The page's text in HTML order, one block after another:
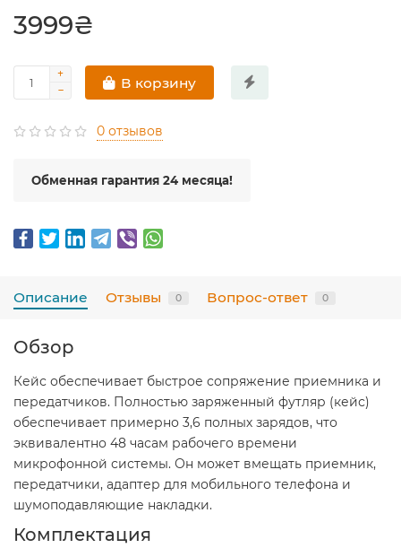
3999₴
В корзину
0 отзывов
Обменная гарантия 24 месяца!
Описание Отзывы 0 Вопрос-ответ 0
Обзор
Кейс обеспечивает быстрое сопряжение приемника и
передатчиков. Полностью заряженный футляр (кейс)
обеспечивает примерно 3,6 полных зарядов, что
эквивалентно 48 часам рабочего времени
микрофонной системы. Он может вмещать приемник,
передатчики, адаптер для мобильного телефона и
шумоподавляющие накладки.
Комплектация